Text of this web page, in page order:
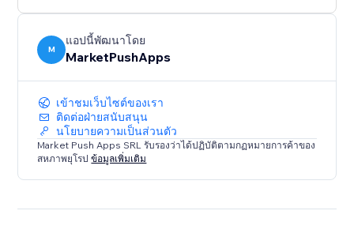
M
แอปนี้พัฒนาโดย
MarketPushApps
เข้าชมเว็บไซต์ของเรา
ติดต่อฝ่ายสนับสนุน
นโยบายความเป็นส่วนตัว
Market Push Apps SRL รับรองว่าได้ปฏิบัติตามกฏหมายการค้าของ
สหภาพยุโรปข้อมูลเพิ่มเติม